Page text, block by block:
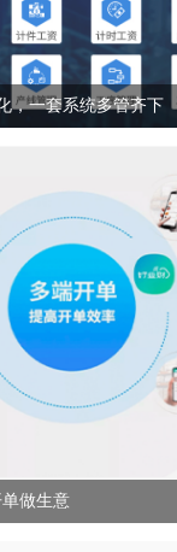
，一套系统多管齐下
做生意